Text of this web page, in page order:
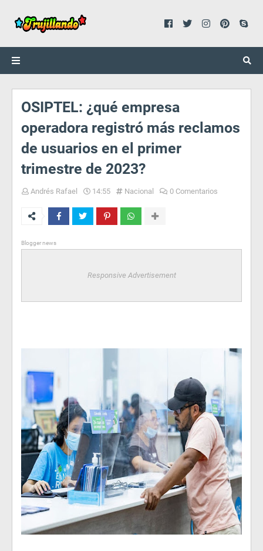
OSIPTEL: ¿qué empresa
operadora registró más reclamos
de usuarios en el primer
trimestre de 2023?
Andrés Rafael 14:55 Nacional 0 Comentarios
Blogger news
Responsive Advertisement